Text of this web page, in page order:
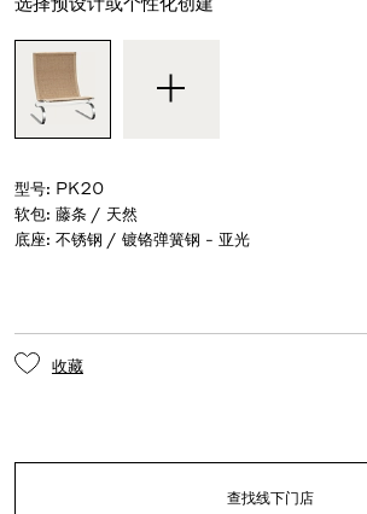
型号: PK20
软包: 藤条 / 天然
底座: 不锈钢 / 镀铬弹簧钢 - 亚光
收藏
查找线下门店